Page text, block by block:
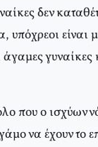
δεν
υπόχρεοι είναι
που ο ισχύων
να έχουν